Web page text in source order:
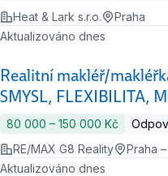
Heat & Lark s.r.o.
Praha
Realitní makléř/
SMYSL, FLEXIBILITA,
Aktualizováno dnes
80 000 ‍–‍ 150 000 Kč
RE/MAX G8 Reality
Praha
Aktualizováno dnes